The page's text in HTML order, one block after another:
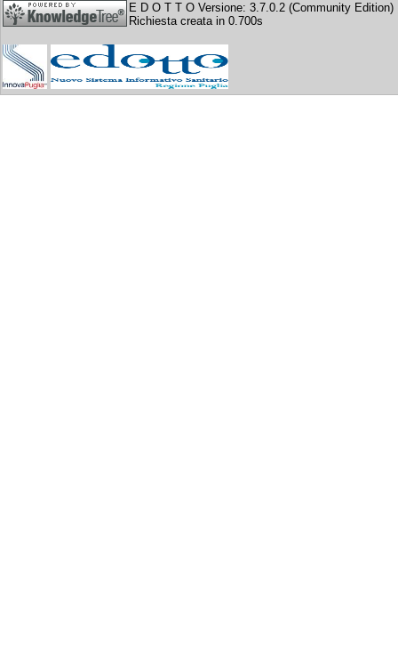
E D O T T O Versione: 3.7.0.2 (Community Edition)
Richiesta creata in 0.700s